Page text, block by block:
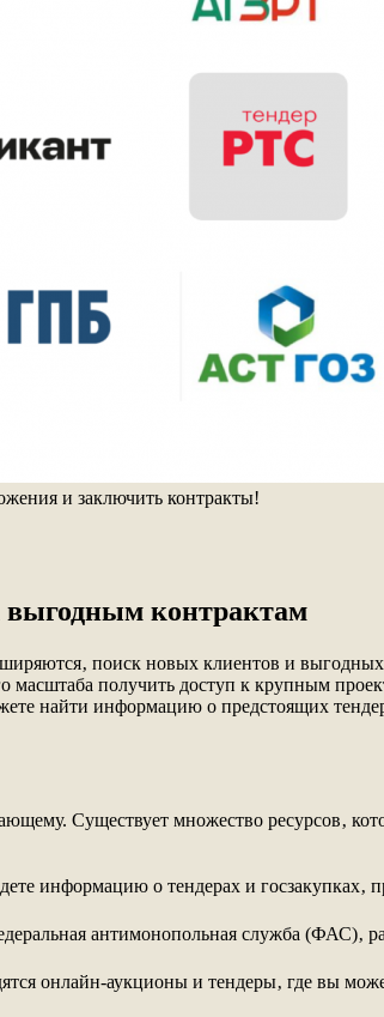
и заключить контракты!
выгодным контрактам
поиск новых клиентов и
получить доступ к крупным
найти информацию о предстоящих
Существует множество ресурсов‚
информацию о тендерах и
антимонопольная служба
онлайн-аукционы и тендеры‚ где вы